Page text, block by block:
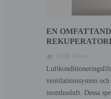
EN
2158 Views
ventilationssystem
inomhusluft. Dessa